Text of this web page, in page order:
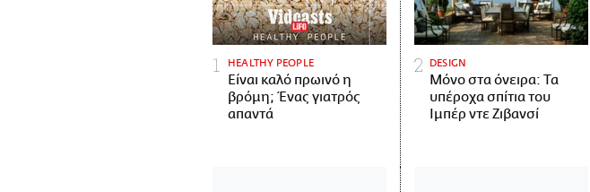
HEALTHY PEOPLE
Είναι καλό πρωινό η
βρόμη; Ένας γιατρός
απαντά
DESIGN
Μόνο στα όνειρα: Τα
υπέροχα σπίτια του
Ιμπέρ ντε Ζιβανσί